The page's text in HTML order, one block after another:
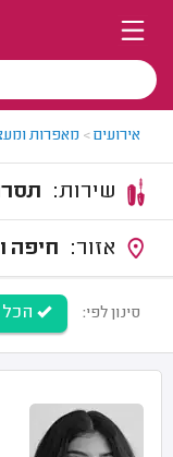
אירועים> מאפרות
חיפה
סינון לפי: הכל